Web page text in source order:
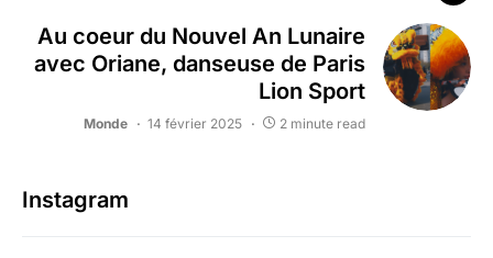
Au coeur du Nouvel An Lunaire
avec Oriane, danseuse de Paris
Lion Sport
Monde 14 février 2025 2 minute read
Instagram